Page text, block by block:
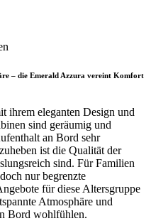
– die Emerald Azzura vereint Komfort
ihrem eleganten Design und
sind geräumig und
an Bord sehr
ist die Qualität der
sind. Für Familien
nur begrenzte
für diese Altersgruppe
Atmosphäre und
Bord wohlfühlen.